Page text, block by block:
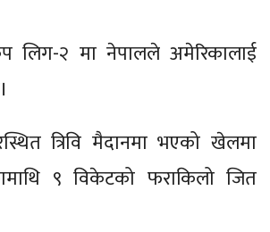
लिग-२ मा नेपालले अमेरिकालाई
त्रिवि मैदानमा भएको खेलमा
९ विकेटको फराकिलो जित